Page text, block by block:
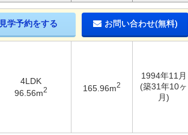
見学予約をする お問い合わせ(無料)
4LDK
96.56m2 165.96m2
1994年11月
(築31年10ヶ
月)